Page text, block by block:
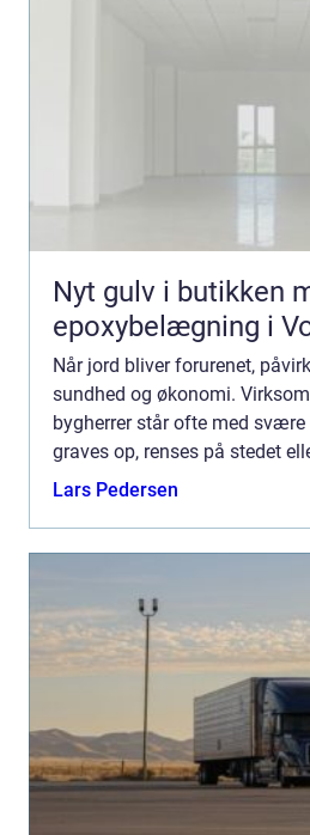
Nyt gulv i butikken
epoxybelægning i
Når jord bliver forurenet,
sundhed og økonomi.
bygherrer står ofte med
graves op, renses på stedet
specialanlæg? Og hvad er
Lars Pedersen